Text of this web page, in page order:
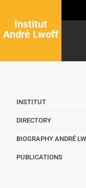
Institut
André Lwoff
INSTITUT
DIRECTORY
BIOGRAPHY ANDRÉ
PUBLICATIONS